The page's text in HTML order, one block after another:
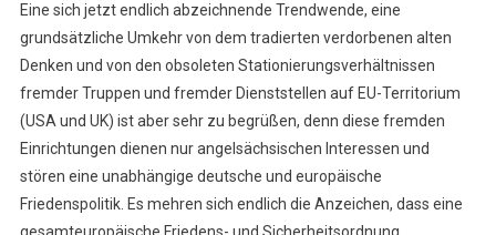
Eine sich jetzt endlich abzeichnende Trendwende, eine
grundsätzliche Umkehr von dem tradierten verdorbenen alten
Denken und von den obsoleten Stationierungsverhältnissen
fremder Truppen und fremder Dienststellen auf EU-Territorium
(USA und UK) ist aber sehr zu begrüßen, denn diese fremden
Einrichtungen dienen nur angelsächsischen Interessen und
stören eine unabhängige deutsche und europäische
Friedenspolitik. Es mehren sich endlich die Anzeichen, dass eine